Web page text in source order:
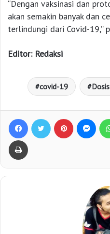
“Dengan vaksinasi dan
akan semakin banyak dan
terlindungi dari Covid-19,”
Editor: Redaksi
covid-19